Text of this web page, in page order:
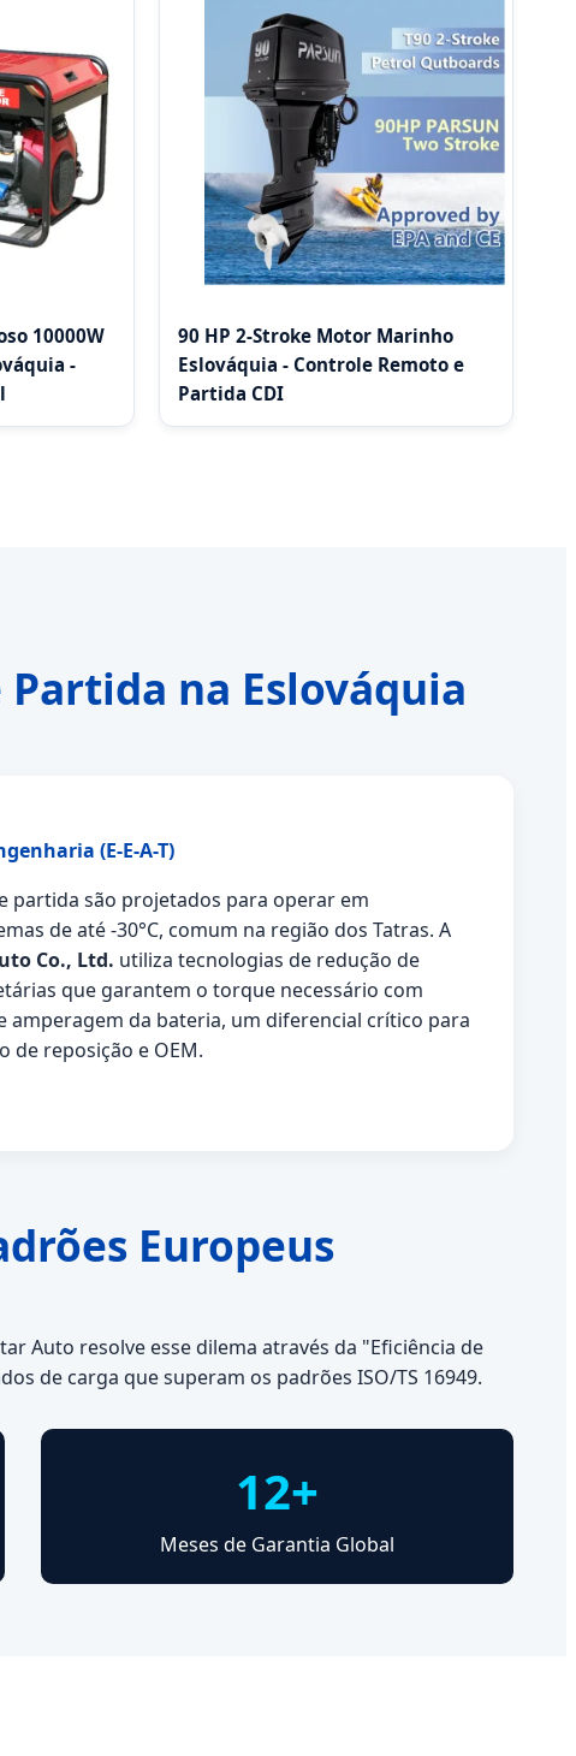
10000W
-
90 HP 2-Stroke Motor Marinho
Eslováquia - Controle Remoto e
Partida CDI
na Eslováquia
(E-E-A-T)
partida são projetados para operar em
de até -30°C, comum na região dos Tatras. A
Co., Ltd. utiliza tecnologias de redução de
que garantem o torque necessário com
amperagem da bateria, um diferencial crítico para
de reposição e OEM.
Europeus
Auto resolve esse dilema através da "Eficiência de
de carga que superam os padrões ISO/TS 16949.
12+
Meses de Garantia Global